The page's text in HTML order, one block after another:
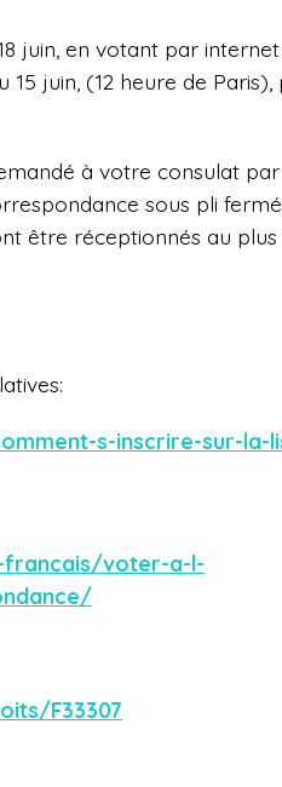
juin, en votant par
juin, (12 heure de Paris),
à votre consulat
sous pli
être réceptionnés au
s-inscrire-sur-la-
voter-a-l-
F33307